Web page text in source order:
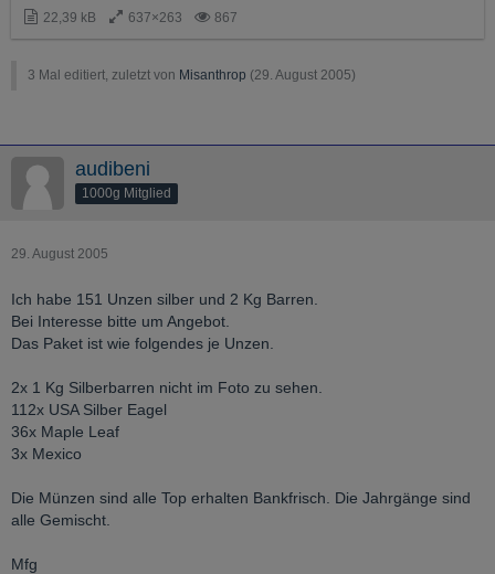
22,39 kB 637×263 867
3 Mal editiert, zuletzt von Misanthrop (29. August 2005)
audibeni
1000g Mitglied
29. August 2005
Ich habe 151 Unzen silber und 2 Kg Barren.
Bei Interesse bitte um Angebot.
Das Paket ist wie folgendes je Unzen.
2x 1 Kg Silberbarren nicht im Foto zu sehen.
112x USA Silber Eagel
36x Maple Leaf
3x Mexico
Die Münzen sind alle Top erhalten Bankfrisch. Die Jahrgänge sind
alle Gemischt.
Mfg